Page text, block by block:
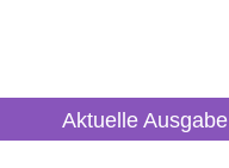
Aktuelle Ausgabe